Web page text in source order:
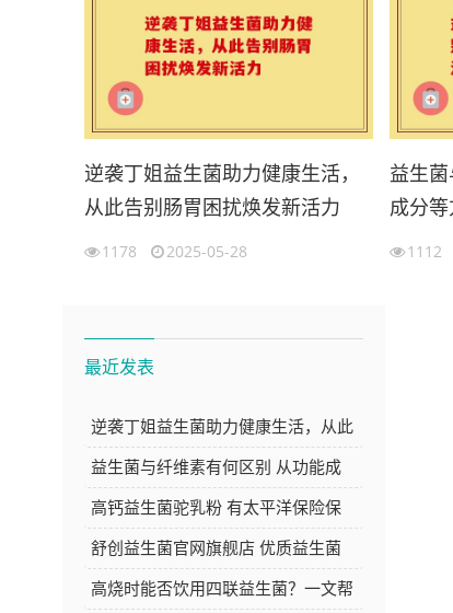
逆袭丁姐益生菌助力健康生活，
从此告别肠胃困扰焕发新活力
1178 2025-05-28
益生
成分
1112
最近发表
逆袭丁姐益生菌助力健康生活，从此
告别肠胃困扰焕发新活力
益生菌与纤维素有何区别 从功能成
分等方面深度解析
高钙益生菌驼乳粉 有太平洋保险保
障 品质与安心的双重选择
舒创益生菌官网旗舰店 优质益生菌
产品的选购好去处
高烧时能否饮用四联益生菌？一文帮